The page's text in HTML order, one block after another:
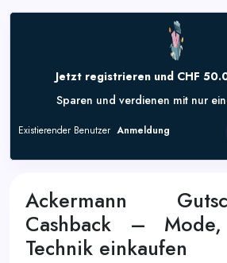
Jetzt registrieren und CHF
Sparen und verdienen mit nur
Existierender Benutzer Anmeldung
Ackermann
Cashback –
Technik einkaufen